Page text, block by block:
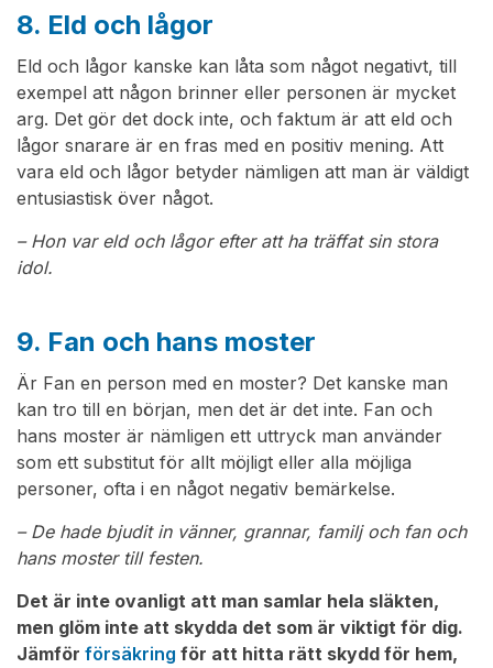
8. Eld och lågor
Eld och lågor kanske kan låta som något negativt, till
exempel att någon brinner eller personen är mycket
arg. Det gör det dock inte, och faktum är att eld och
lågor snarare är en fras med en positiv mening. Att
vara eld och lågor betyder nämligen att man är väldigt
entusiastisk över något.
– Hon var eld och lågor efter att ha träffat sin stora
idol.
9. Fan och hans moster
Är Fan en person med en moster? Det kanske man
kan tro till en början, men det är det inte. Fan och
hans moster är nämligen ett uttryck man använder
som ett substitut för allt möjligt eller alla möjliga
personer, ofta i en något negativ bemärkelse.
– De hade bjudit in vänner, grannar, familj och fan och
hans moster till festen.
Det är inte ovanligt att man samlar hela släkten,
men glöm inte att skydda det som är viktigt för dig.
Jämför försäkring för att hitta rätt skydd för hem,